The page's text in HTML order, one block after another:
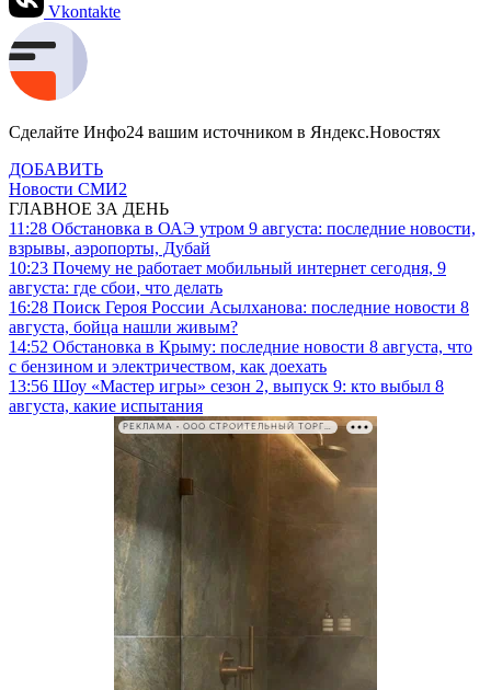
Vkontakte
Сделайте Инфо24 вашим источником в Яндекс.Новостях
ДОБАВИТЬ
Новости СМИ2
ГЛАВНОЕ ЗА ДЕНЬ
11:28 Обстановка в ОАЭ утром 9 августа: последние новости,
взрывы, аэропорты, Дубай
10:23 Почему не работает мобильный интернет сегодня, 9
августа: где сбои, что делать
16:28 Поиск Героя России Асылханова: последние новости 8
августа, бойца нашли живым?
14:52 Обстановка в Крыму: последние новости 8 августа, что
с бензином и электричеством, как доехать
13:56 Шоу «Мастер игры» сезон 2, выпуск 9: кто выбыл 8
августа, какие испытания
РЕКЛАМА • ООО СТРОИТЕЛЬНЫЙ ТОРГОВЫЙ ДОМ «ПЕТРОВИЧ». ИНН: 7802348846